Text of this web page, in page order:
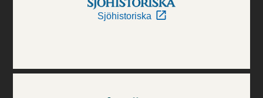
Sjöhistoriska